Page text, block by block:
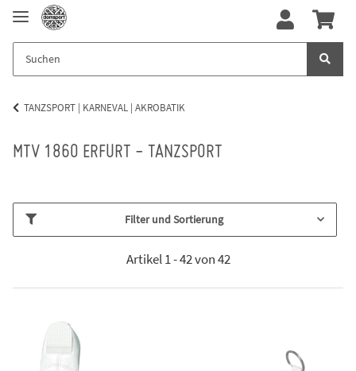
TANZSPORT | KARNEVAL | AKROBATIK
MTV 1860 ERFURT - TANZSPORT
Filter und Sortierung
Artikel 1 - 42 von 42